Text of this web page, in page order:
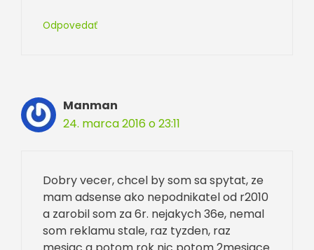
Odpovedať
Manman
24. marca 2016 o 23:11
Dobry vecer, chcel by som sa spytat, ze
mam adsense ako nepodnikatel od r2010
a zarobil som za 6r. nejakych 36e, nemal
som reklamu stale, raz tyzden, raz